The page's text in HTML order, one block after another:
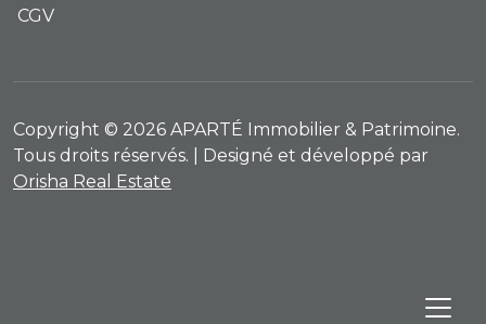
CGV
Copyright © 2026 APARTÉ Immobilier & Patrimoine.
Tous droits réservés. | Designé et développé par
Orisha Real Estate